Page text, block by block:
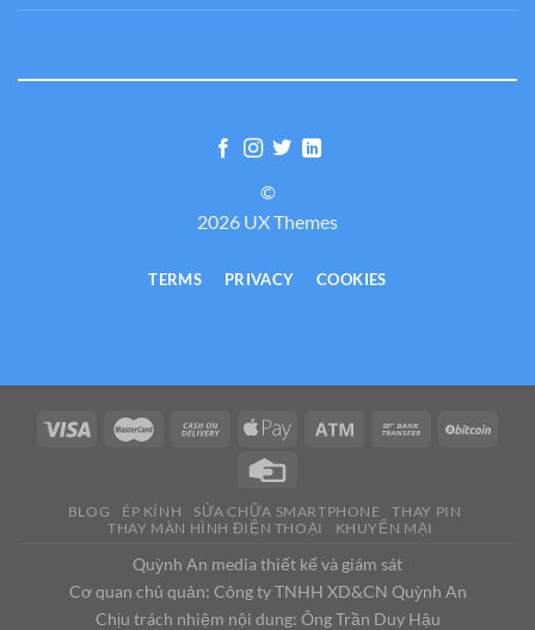
©
2026 UX Themes
TERMS PRIVACY COOKIES
BLOG ÉP KÍNH SỬA CHỮA SMARTPHONE
THAY PIN
THAY MÀN HÌNH ĐIỆN THOẠI
KHUYẾN MẠI
Quỳnh An media thiết kế và giám sát
Cơ quan chủ quản: Công ty TNHH XD&CN Quỳnh An
Chịu trách nhiệm nội dung: Ông Trần Duy Hậu